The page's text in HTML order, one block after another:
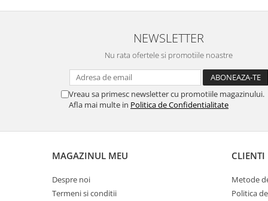
Produse grele si voluminoase
NEWSLETTER
Nu rata ofertele si promotiile noastre
Vreau sa primesc newsletter cu promotiile magazinului.
Afla mai multe in Politica de Confidentialitate
MAGAZINUL MEU
Despre noi
Termeni si conditii
CLIENTI
Metode
Politica